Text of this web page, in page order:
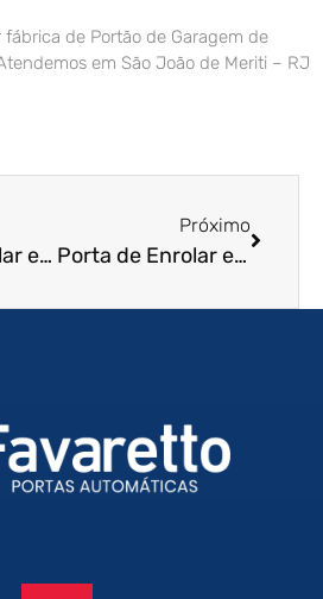
fábrica de Portão de Garagem de
em São João de Meriti – RJ
Porta de Enrolar em Belo Horizonte – MG
Próximo
Porta de Enrolar em Florianópolis – SC